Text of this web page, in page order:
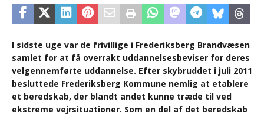
I sidste uge var de frivillige i Frederiksberg Brandvæsen
samlet for at få overrakt uddannelsesbeviser for deres
velgennemførte uddannelse. Efter skybruddet i juli 2011
besluttede Frederiksberg Kommune nemlig at etablere
et beredskab, der blandt andet kunne træde til ved
ekstreme vejrsituationer. Som en del af det beredskab